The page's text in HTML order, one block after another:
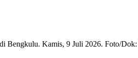
di Bengkulu. Kamis, 9 Juli 2026. Foto/